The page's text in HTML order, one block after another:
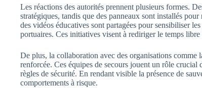
Les réactions des autorités prennent plusieurs formes.
stratégiques, tandis que des panneaux sont installés
des vidéos éducatives sont partagées pour sensibiliser
portuaires. Ces initiatives visent à rediriger le temps libre
De plus, la collaboration avec des organisations
renforcée. Ces équipes de secours jouent un rôle crucial
règles de sécurité. En rendant visible la présence de
comportements à risque.